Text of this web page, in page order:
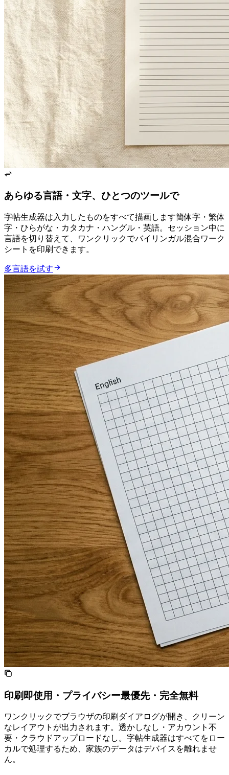
あらゆる言語・文字、ひとつのツールで
字帖生成器は入力したものをすべて描画します — 簡体字・繁体
字・ひらがな・カタカナ・ハングル・英語。セッション中に
言語を切り替えて、ワンクリックでバイリンガル混合ワーク
シートを印刷できます。
多言語を試す
印刷即使用・プライバシー最優先・完全無料
ワンクリックでブラウザの印刷ダイアログが開き、クリーン
なA4レイアウトが出力されます。透かしなし・アカウント不
要・クラウドアップロードなし。字帖生成器はすべてをロー
カルで処理するため、家族のデータはデバイスを離れませ
ん。